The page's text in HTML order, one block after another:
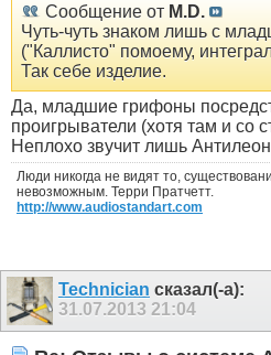
Сообщение от M.D.
Чуть-чуть знаком лишь с
("Каллисто" помоему,
Так себе изделие.
Да, младшие грифоны
проигрыватели (хотя там и со
Неплохо звучит лишь
Люди никогда не видят то,
невозможным. Терри Пратчетт.
http://www.audiostandart.com
Technician сказал(-а):
31.07.2013 21:04